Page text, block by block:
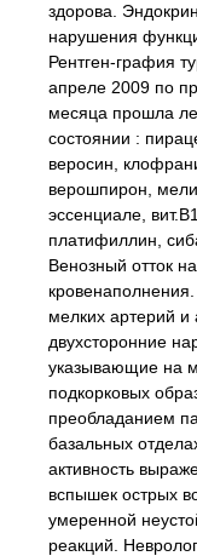
здорова.
нарушения
Рентген-графия
апреле 2009 по
месяца прошла
состоянии :
веросин,
верошпирон,
эссенциале,
платифиллин,
Венозный отток
мелких артерий
двухсторонние
указывающие на
подкорковых
преобладанием
базальных
активность
вспышек острых
умеренной
реакций.